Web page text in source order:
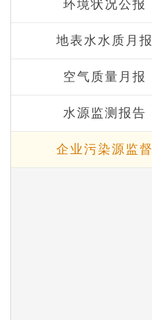
环境状况公报
地表水水质月报
空气质量月报
水源监测报告
企业污染源监督